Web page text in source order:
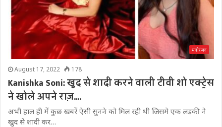
मनोरंजन
August 17, 2022 178
Kanishka Soni: खुद से शादी करने वाली टीवी शो एक्ट्रेस
ने खोले अपने राज़….
अभी हाल ही में कुछ खबरें ऐसी सुनने को मिल रही थी जिसमे एक लड़की ने
खुद से शादी कर…